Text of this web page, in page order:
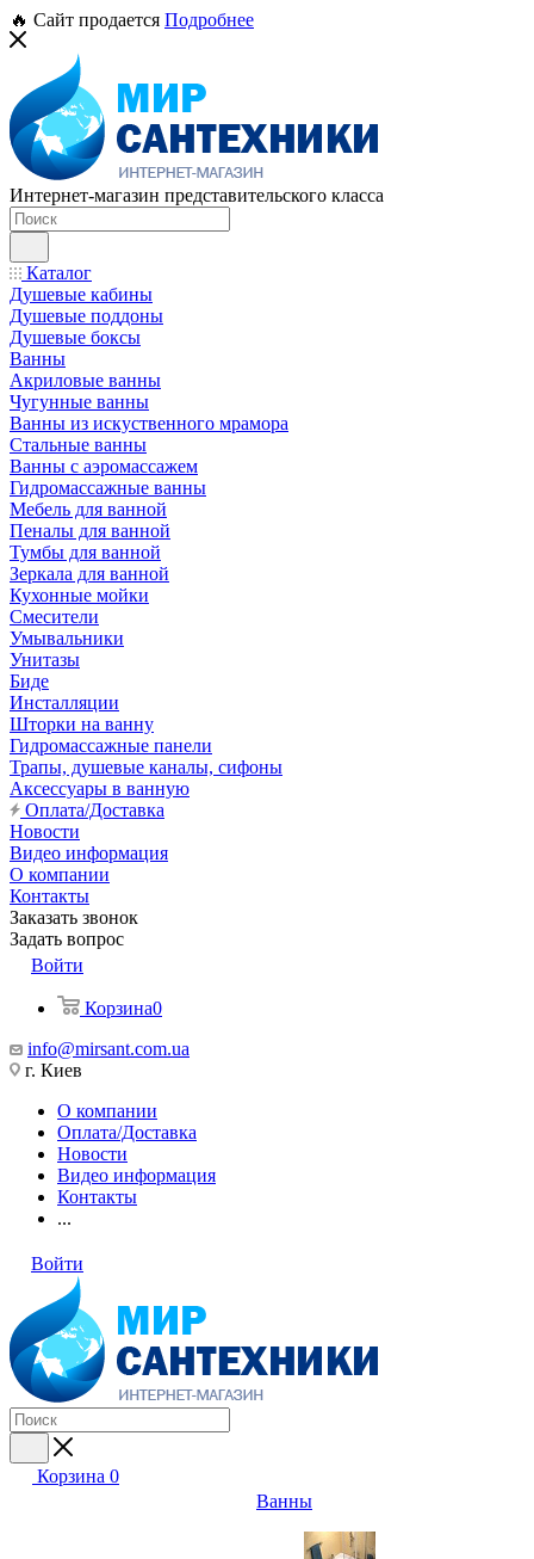
🔥 Сайт продается Подробнее
Интернет-магазин представительского класса
Каталог
Душевые кабины
Душевые поддоны
Душевые боксы
Ванны
Акриловые ванны
Чугунные ванны
Ванны из искуственного мрамора
Стальные ванны
Ванны с аэромассажем
Гидромассажные ванны
Мебель для ванной
Пеналы для ванной
Тумбы для ванной
Зеркала для ванной
Кухонные мойки
Смесители
Умывальники
Унитазы
Биде
Инсталляции
Шторки на ванну
Гидромассажные панели
Трапы, душевые каналы, сифоны
Аксессуары в ванную
Оплата/Доставка
Новости
Видео информация
О компании
Контакты
Заказать звонок
Задать вопрос
Войти
Корзина0
info@mirsant.com.ua
г. Киев
О компании
Оплата/Доставка
Новости
Видео информация
Контакты
...
Войти
Корзина 0
Ванны